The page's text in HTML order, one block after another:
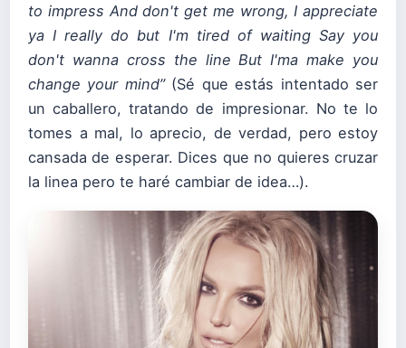
to impress And don't get me wrong, I appreciate
ya I really do but I'm tired of waiting Say you
don't wanna cross the line But I'ma make you
change your mind” (Sé que estás intentado ser
un caballero, tratando de impresionar. No te lo
tomes a mal, lo aprecio, de verdad, pero estoy
cansada de esperar. Dices que no quieres cruzar
la linea pero te haré cambiar de idea…).